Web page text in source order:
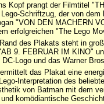
Kopf prangt der Filmtitel
Schriftzug, der von
"VON DEN MACHERN
erfolgreichen "The Lego
des Plakats steht in
9. FEBRUAR IM KINO"
DC-Logo und das Warner
das Plakat eine
Interpretation des
von Batman mit dem
komödiantische